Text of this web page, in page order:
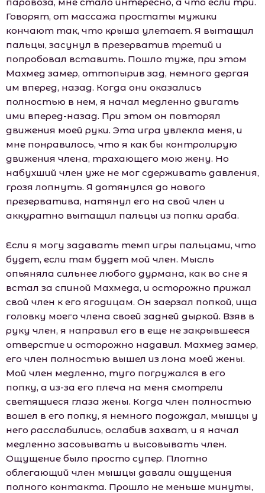
Говорят, от массажа простаты мужики
кончают так, что крыша улетает. Я вытащил
пальцы, засунул в презерватив третий и
попробовал вставить. Пошло туже, при этом
Махмед замер, оттопырив зад, немного дергая
им вперед, назад. Когда они оказались
полностью в нем, я начал медленно двигать
ими вперед-назад. При этом он повторял
движения моей руки. Эта игра увлекла меня, и
мне понравилось, что я как бы контролирую
движения члена, трахающего мою жену. Но
набухший член уже не мог сдерживать давления,
грозя лопнуть. Я дотянулся до нового
презерватива, натянул его на свой член и
аккуратно вытащил пальцы из попки араба.
Если я могу задавать темп игры пальцами, что
будет, если там будет мой член. Мысль
опьяняла сильнее любого дурмана, как во сне я
встал за спиной Махмеда, и осторожно прижал
свой член к его ягодицам. Он заерзал попкой, ища
головку моего члена своей задней дыркой. Взяв в
руку член, я направил его в еще не закрывшееся
отверстие и осторожно надавил. Махмед замер,
его член полностью вышел из лона моей жены.
Мой член медленно, туго погружался в его
попку, а из-за его плеча на меня смотрели
светящиеся глаза жены. Когда член полностью
вошел в его попку, я немного подождал, мышцы у
него расслабились, ослабив захват, и я начал
медленно засовывать и высовывать член.
Ощущение было просто супер. Плотно
облегающий член мышцы давали ощущения
полного контакта. Прошло не меньше минуты,